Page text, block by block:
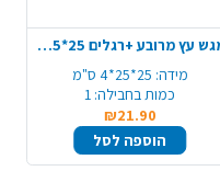
מגש עץ מרובע +רגלים 25*25*4 ס"מ - טבעי
מידה: 25*25*4 ס"מ
כמות בחבילה: 1
₪21.90
הוספה לסל